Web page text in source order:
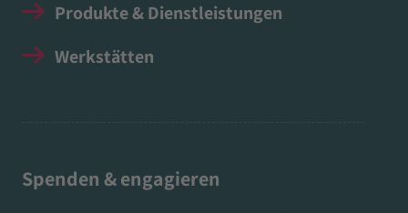
Produkte & Dienstleistungen
Werkstätten
Spenden & engagieren